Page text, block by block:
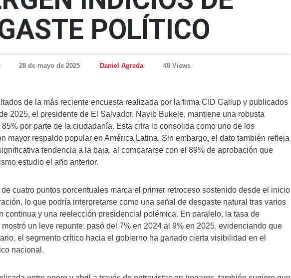
POLÍTICO
28 de mayo de 2025 Daniel Agreda 48 Views
de la más reciente encuesta realizada por la firma CID Gallup y publicados
2025, el presidente de El Salvador, Nayib Bukele, mantiene una robusta
por parte de la ciudadanía. Esta cifra lo consolida como uno de los
mayor respaldo popular en América Latina. Sin embargo, el dato también refleja
tendencia a la baja, al compararse con el 89% de aprobación que
estudio el año anterior.
cuatro puntos porcentuales marca el primer retroceso sostenido desde el inicio
lo que podría interpretarse como una señal de desgaste natural tras varios
continua y una reelección presidencial polémica. En paralelo, la tasa de
un leve repunte: pasó del 7% en 2024 al 9% en 2025, evidenciando que
el segmento crítico hacia el gobierno ha ganado cierta visibilidad en el
nacional.